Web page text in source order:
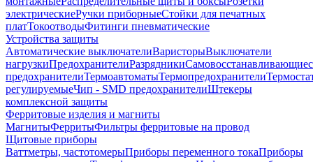
электрическиеРучки приборныеСтойки для печатных
платТокоотводыФитинги пневматические
Устройства защиты
Автоматические выключателиВаристорыВыключатели
нагрузкиПредохранителиРазрядники
предохранителиТермоавтоматыТермопредохранители
регулируемыеЧип - SMD предохранителиШтекеры
комплексной защиты
Ферритовые изделия и магниты
МагнитыФерритыФильтры ферритовые на провод
Щитовые приборы
Ваттметры, частотомерыПриборы переменного токаПриборы